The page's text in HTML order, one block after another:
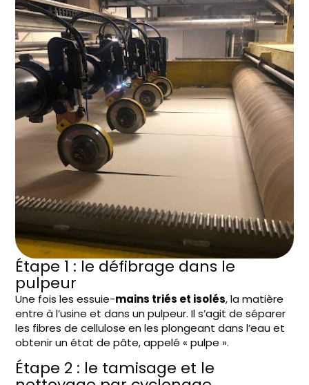
Étape 1 : le défibrage dans le
pulpeur
Une fois les essuie-mains triés et isolés, la matière
entre à l’usine et dans un pulpeur. Il s’agit de séparer
les fibres de cellulose en les plongeant dans l’eau et
obtenir un état de pâte, appelé « pulpe ».
Étape 2 : le tamisage et le